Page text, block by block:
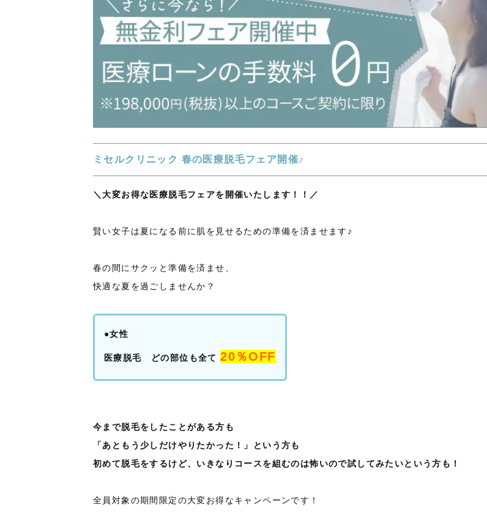
ミセルクリニック 春の医療脱毛フェア開催♪
＼大変お得な医療脱毛フェアを開催いたします！！／
賢い女子は夏になる前に肌を見せるための準備を済ませます♪
春の間にサクッと準備を済ませ、
快適な夏を過ごしませんか？
●女性
医療脱毛 どの部位も全て20％OFF
今まで脱毛をしたことがある方も
「あともう少しだけやりたかった！」という方も
初めて脱毛をするけど、いきなりコースを組むのは怖いので試してみたいという方も！
全員対象の期間限定の大変お得なキャンペーンです！